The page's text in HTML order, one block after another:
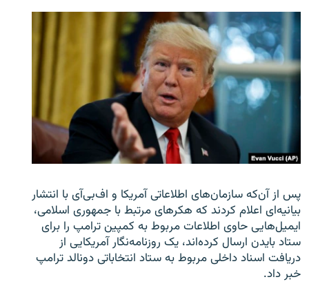
پس از آن‌که سازمان‌های اطلاعاتی آمریکا و اف‌بی‌آی با انتشار
بیانیه‌ای اعلام کردند که هکرهای مرتبط با جمهوری اسلامی،
ایمیل‌هایی حاوی اطلاعات مربوط به کمپین ترامپ را برای
ستاد بایدن ارسال کرده‌اند، یک روزنامه‌نگار آمریکایی از
دریافت اسناد داخلی مربوط به ستاد انتخاباتی دونالد ترامپ
خبر داد.